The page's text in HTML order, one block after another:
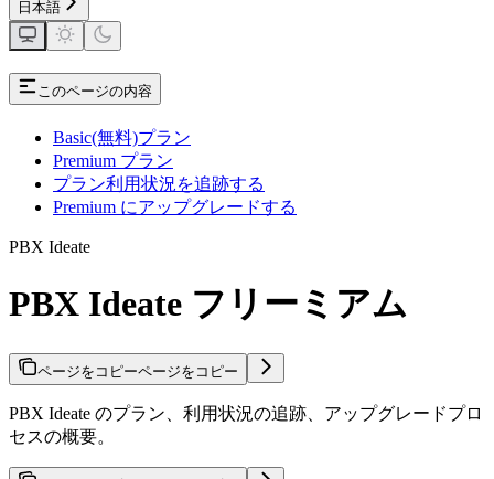
日本語
このページの内容
Basic(無料)プラン
Premium プラン
プラン利用状況を追跡する
Premium にアップグレードする
PBX Ideate
PBX Ideate フリーミアム
ページをコピーページをコピー
PBX Ideate のプラン、利用状況の追跡、アップグレードプロ
セスの概要。